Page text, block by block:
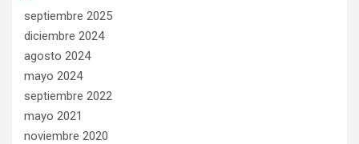
septiembre 2025
diciembre 2024
agosto 2024
mayo 2024
septiembre 2022
mayo 2021
noviembre 2020